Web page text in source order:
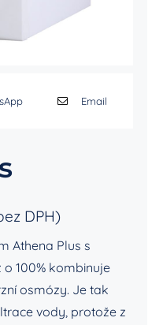
Email
DPH)
Athena Plus s
100% kombinuje
osmózy. Je tak
vody, protože z